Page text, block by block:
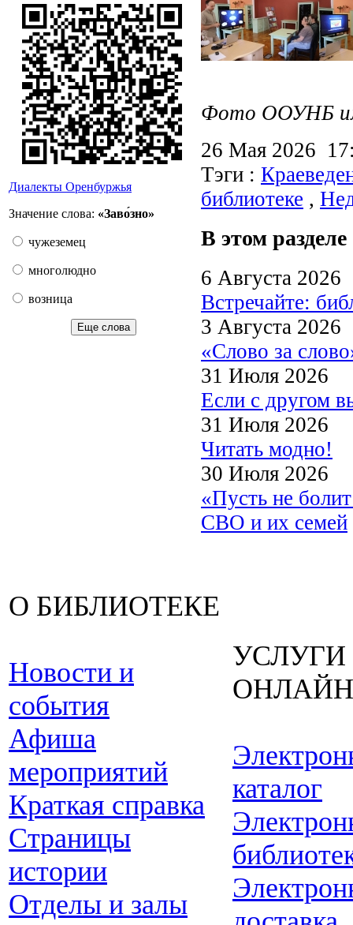
Диалекты Оренбуржья
Значение слова: «Заво́зно»
чужеземец
многолюдно
возница
Еще слова
Фото ООУНБ
26 Мая 2026
Тэги :
библиотеке ,
В этом разделе
6 Августа 2026
Встречайте:
3 Августа 2026
«Слово за
31 Июля 2026
Если с другом
31 Июля 2026
Читать модно!
30 Июля 2026
«Пусть не
СВО и их семей
О БИБЛИОТЕКЕ
Новости и
события
Афиша
мероприятий
Краткая справка
Страницы
истории
Отделы и залы
УСЛУГИ
ОНЛАЙН
каталог